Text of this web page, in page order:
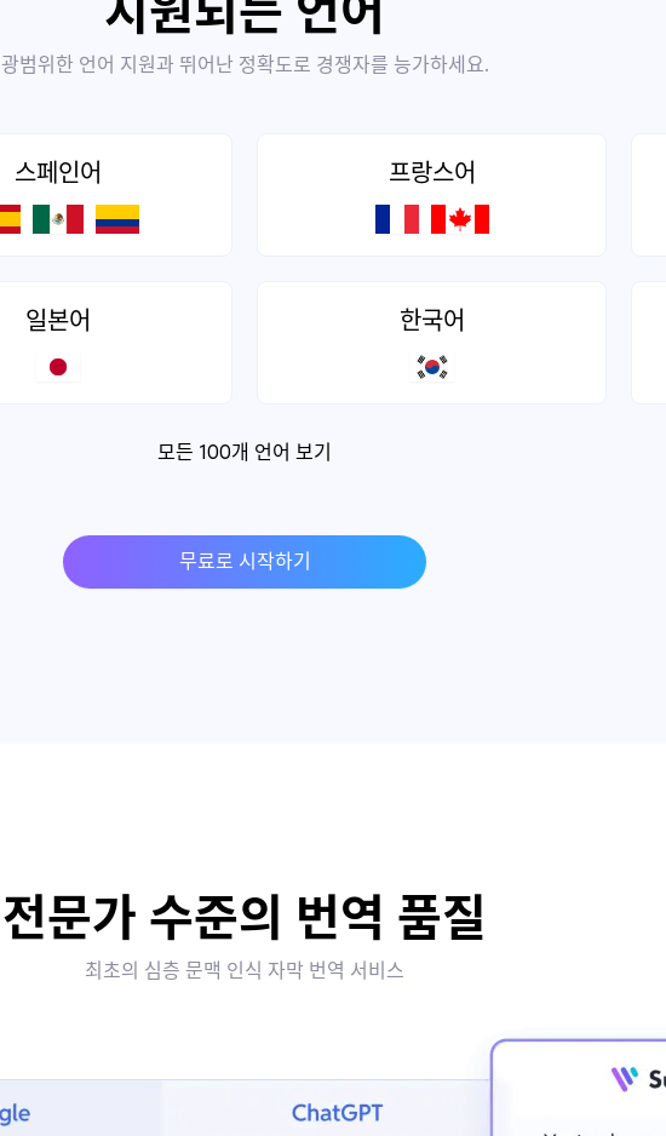
광범위한 언어 지원과 뛰어난 정확도로 경쟁자를 능가하세요.
스페인어 프랑스어
일본어 한국어
모든 100개 언어 보기
무료로 시작하기
전문가 수준의 번역 품질
최초의 심층 문맥 인식 자막 번역 서비스